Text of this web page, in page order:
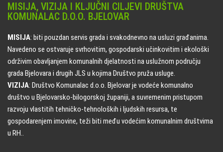
MISIJA, VIZIJA I KLJUČNI CILJEVI DRUŠTVA
KOMUNALAC D.O.O. BJELOVAR
MISIJA: biti pouzdan servis grada i svakodnevno na usluzi građanima.
Navedeno se ostvaruje svrhovitim, gospodarski učinkovitim i ekološki
održivim obavljanjem komunalnih djelatnosti na uslužnom području
grada Bjelovara i drugih JLS u kojima Društvo pruža usluge.
VIZIJA: Društvo Komunalac d.o.o. Bjelovar je vodeće komunalno
društvo u Bjelovarsko-bilogorskoj županiji, a suvremenim pristupom
razvoju vlastitih tehničko-tehnoloških i ljudskih resursa, te
gospodarenjem imovine, teži biti među vodećim komunalnim društvima
u RH..